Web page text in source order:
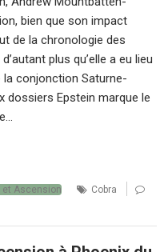
bien que son impact
de la chronologie des
plus qu’elle a eu lieu
conjonction Saturne-
dossiers Epstein marque le
et Ascension
Cobra